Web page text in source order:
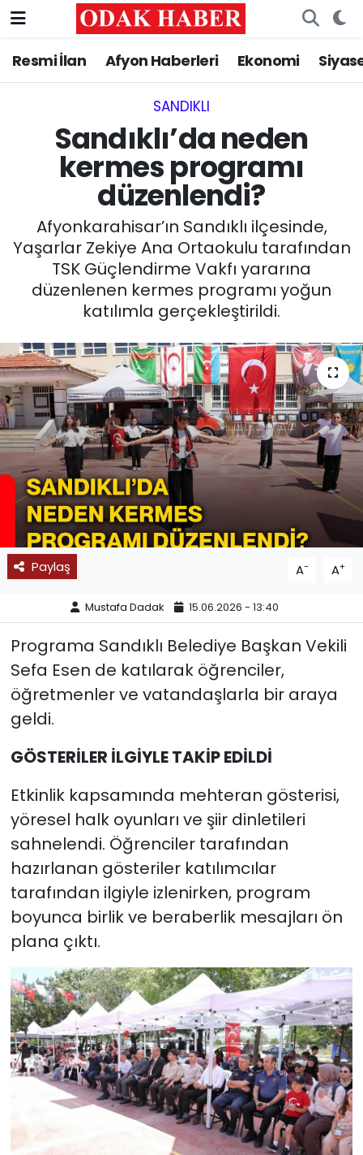
Resmi İlan Afyon Haberleri Ekonomi
SANDIKLI‎
Sandıklı’da neden
kermes programı
düzenlendi?
Afyonkarahisar’ın Sandıklı ilçesinde,
Yaşarlar Zekiye Ana Ortaokulu tarafından
TSK Güçlendirme Vakfı yararına
düzenlenen kermes programı yoğun
katılımla gerçekleştirildi.
Paylaş A- A+
Mustafa Dadak 15.06.2026 - 13:40
Programa Sandıklı Belediye Başkan Vekili
Sefa Esen de katılarak öğrenciler,
öğretmenler ve vatandaşlarla bir araya
geldi.
GÖSTERİLER İLGİYLE TAKİP EDİLDİ
Etkinlik kapsamında mehteran gösterisi,
yöresel halk oyunları ve şiir dinletileri
sahnelendi. Öğrenciler tarafından
hazırlanan gösteriler katılımcılar
tarafından ilgiyle izlenirken, program
boyunca birlik ve beraberlik mesajları ön
plana çıktı.
AFYONKARAHİSAR HABERLERİ
ASAYİŞ
GÜNCEL
SİYASET
EĞİTİM
MAGAZİN
SAĞLIK
SPOR
11:11 MANŞET
Nöbetçi Eczaneler
Trafik Durumu
Süper Lig Puan Durumu ve Fikstür
Tüm Manşetler
Son Dakika Haberleri
Haber Arşivi